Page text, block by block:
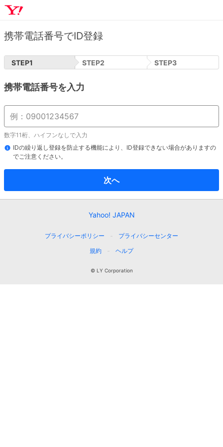
携帯電話番号でID登録
STEP1 STEP2 STEP3
携帯電話番号を入力
数字11桁、ハイフンなしで入力
IDの繰り返し登録を防止する機能により、ID登録できない場合がありますの
でご注意ください。
次へ
Yahoo! JAPAN
プライバシーポリシー
プライバシーセンター
規約
ヘルプ
© LY Corporation